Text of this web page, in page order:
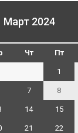
Март 2024
Чт Пт
1
7 8
14 15
21 22